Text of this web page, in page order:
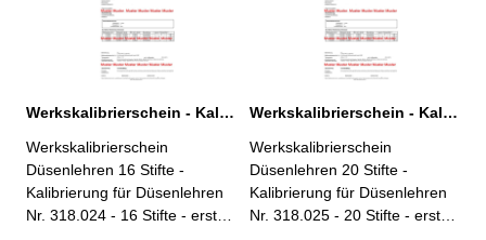
Werkskalibrierschein - Kalibrierung Düsenlehren 16 Stifte
Werkskalibrierschein
Düsenlehren 16 Stifte -
Kalibrierung für Düsenlehren
Nr. 318.024 - 16 Stifte - erstellt
Werkskalibrierschein - Kalibrierung Düsenlehren 20 Stifte
Werkskalibrierschein
Düsenlehren 20 Stifte -
Kalibrierung für Düsenlehren
Nr. 318.025 - 20 Stifte - erstellt